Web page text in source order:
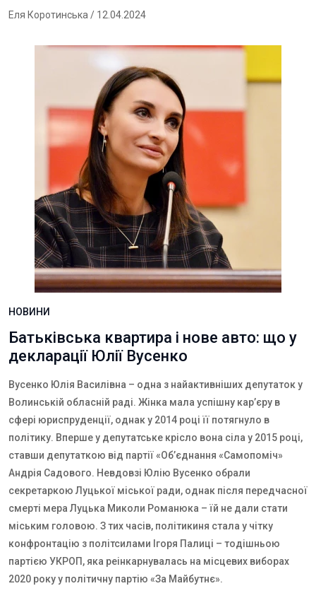
Еля Коротинська / 12.04.2024
НОВИНИ
Батьківська квартира і нове авто: що у
декларації Юлії Вусенко
Вусенко Юлія Василівна – одна з найактивніших депутаток у
Волинській обласній раді. Жінка мала успішну кар’єру в
сфері юриспруденції, однак у 2014 році її потягнуло в
політику. Вперше у депутатське крісло вона сіла у 2015 році,
ставши депутаткою від партії «Об’єднання «Самопоміч»
Андрія Садового. Невдовзі Юлію Вусенко обрали
секретаркою Луцької міської ради, однак після передчасної
смерті мера Луцька Миколи Романюка – їй не дали стати
міським головою. З тих часів, політикиня стала у чітку
конфронтацію з політсилами Ігоря Палиці – тодішньою
партією УКРОП, яка реінкарнувалась на місцевих виборах
2020 року у політичну партію «За Майбутнє».